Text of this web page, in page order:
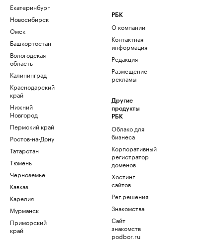
Екатеринбург
Новосибирск
Омск
Башкортостан
Вологодская
область
Калининград
Краснодарский
край
Нижний
Новгород
Пермский край
Ростов-на-Дону
Татарстан
Тюмень
Черноземье
Кавказ
Карелия
Мурманск
Приморский
край
РБК
О компании
Контактная
информация
Редакция
Размещение
рекламы
Другие
продукты
РБК
Облако для
бизнеса
Корпоративный
регистратор
доменов
Хостинг
сайтов
Рег.решения
Знакомства
Сайт
знакомств
podbor.ru